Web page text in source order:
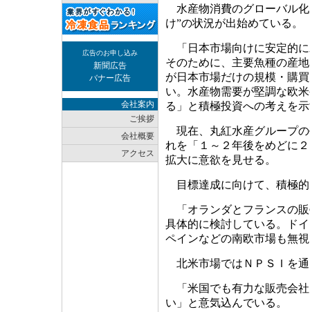
広告のお申し込み
新聞広告
バナー広告
会社案内
ご挨拶
会社概要
アクセス
水産物消費のグローバル
け”の状況が出始めている。
「日本市場向けに安定的
そのために、主要魚種の産
が日本市場だけの規模・購
い。水産物需要が堅調な欧
る」と積極投資への考えを
現在、丸紅水産グループ
れを「１～２年後をめどに
拡大に意欲を見せる。
目標達成に向けて、積極
「オランダとフランスの
具体的に検討している。ド
ペインなどの南欧市場も無
北米市場ではＮＰＳＩを
「米国でも有力な販売会
い」と意気込んでいる。